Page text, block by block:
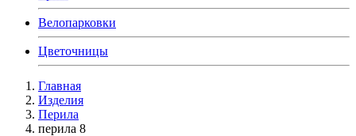
Велопарковки
Цветочницы
Главная
Изделия
Перила
перила 8